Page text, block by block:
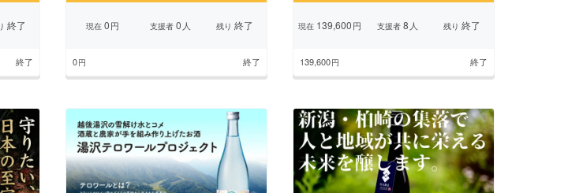
終了
終了
現在0円 支援者 0 人 残り 終了
0円 終了
現在139,600円 支援者 8 人 残り 終了
139,600円 終了